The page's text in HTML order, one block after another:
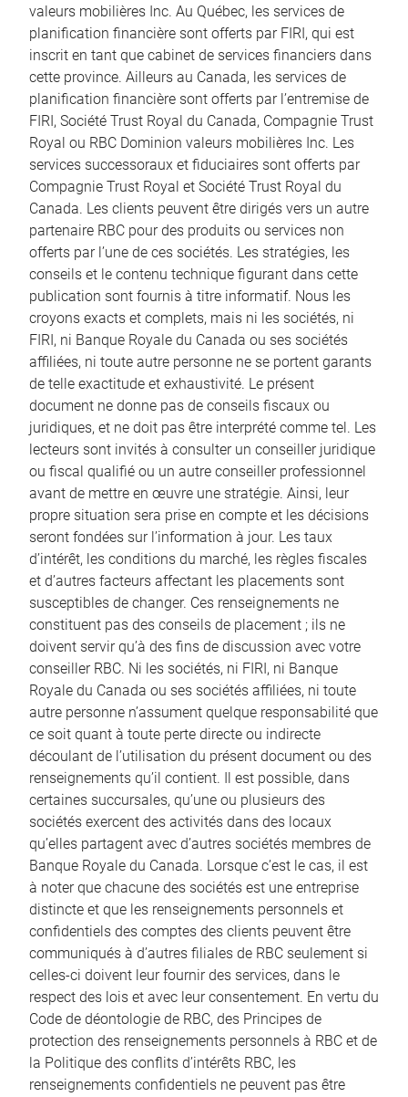
valeurs mobilières Inc. Au Québec, les services de
planification financière sont offerts par FIRI, qui est
inscrit en tant que cabinet de services financiers dans
cette province. Ailleurs au Canada, les services de
planification financière sont offerts par l’entremise de
FIRI, Société Trust Royal du Canada, Compagnie Trust
Royal ou RBC Dominion valeurs mobilières Inc. Les
services successoraux et fiduciaires sont offerts par
Compagnie Trust Royal et Société Trust Royal du
Canada. Les clients peuvent être dirigés vers un autre
partenaire RBC pour des produits ou services non
offerts par l’une de ces sociétés. Les stratégies, les
conseils et le contenu technique figurant dans cette
publication sont fournis à titre informatif. Nous les
croyons exacts et complets, mais ni les sociétés, ni
FIRI, ni Banque Royale du Canada ou ses sociétés
affiliées, ni toute autre personne ne se portent garants
de telle exactitude et exhaustivité. Le présent
document ne donne pas de conseils fiscaux ou
juridiques, et ne doit pas être interprété comme tel. Les
lecteurs sont invités à consulter un conseiller juridique
ou fiscal qualifié ou un autre conseiller professionnel
avant de mettre en œuvre une stratégie. Ainsi, leur
propre situation sera prise en compte et les décisions
seront fondées sur l’information à jour. Les taux
d’intérêt, les conditions du marché, les règles fiscales
et d’autres facteurs affectant les placements sont
susceptibles de changer. Ces renseignements ne
constituent pas des conseils de placement ; ils ne
doivent servir qu’à des fins de discussion avec votre
conseiller RBC. Ni les sociétés, ni FIRI, ni Banque
Royale du Canada ou ses sociétés affiliées, ni toute
autre personne n’assument quelque responsabilité que
ce soit quant à toute perte directe ou indirecte
découlant de l’utilisation du présent document ou des
renseignements qu’il contient. Il est possible, dans
certaines succursales, qu’une ou plusieurs des
sociétés exercent des activités dans des locaux
qu’elles partagent avec d’autres sociétés membres de
Banque Royale du Canada. Lorsque c’est le cas, il est
à noter que chacune des sociétés est une entreprise
distincte et que les renseignements personnels et
confidentiels des comptes des clients peuvent être
communiqués à d’autres filiales de RBC seulement si
celles-ci doivent leur fournir des services, dans le
respect des lois et avec leur consentement. En vertu du
Code de déontologie de RBC, des Principes de
protection des renseignements personnels à RBC et de
la Politique des conflits d’intérêts RBC, les
renseignements confidentiels ne peuvent pas être